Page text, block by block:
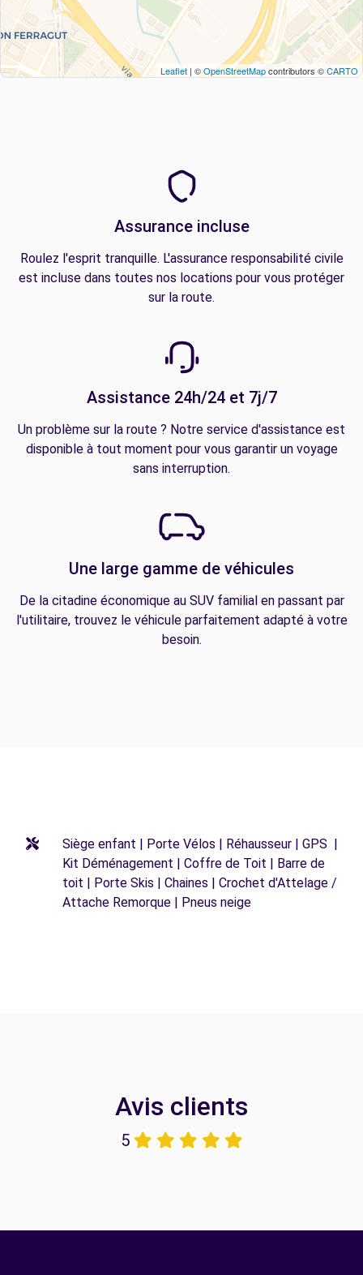
Leaflet | ©OpenStreetMapcontributors ©CARTO
Assurance incluse
Roulez l'esprit tranquille. L'assurance responsabilité civile
est incluse dans toutes nos locations pour vous protéger
sur la route.
Assistance 24h/24 et 7j/7
Un problème sur la route ? Notre service d'assistance est
disponible à tout moment pour vous garantir un voyage
sans interruption.
Une large gamme de véhicules
De la citadine économique au SUV familial en passant par
l'utilitaire, trouvez le véhicule parfaitement adapté à votre
besoin.
Siège enfant | Porte Vélos | Réhausseur | GPS |
Kit Déménagement | Coffre de Toit | Barre de
toit | Porte Skis | Chaines | Crochet d'Attelage /
Attache Remorque | Pneus neige
Avis clients
5